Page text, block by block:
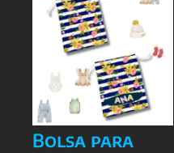
Bolsa para